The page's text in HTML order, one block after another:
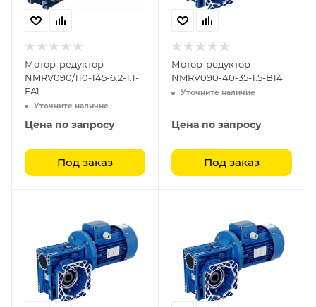
Мотор-редуктор
NMRV090/110-145-6.2-1.1-
FA1
Уточните наличие
Цена по запросу
Под заказ
Мотор-редуктор
NMRV090-40-35-1.5-B14
Уточните наличие
Цена по запросу
Под заказ